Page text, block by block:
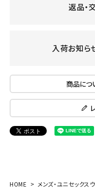
返品・
入荷お知ら
商品につ
HOME メンズ・ユニセックス